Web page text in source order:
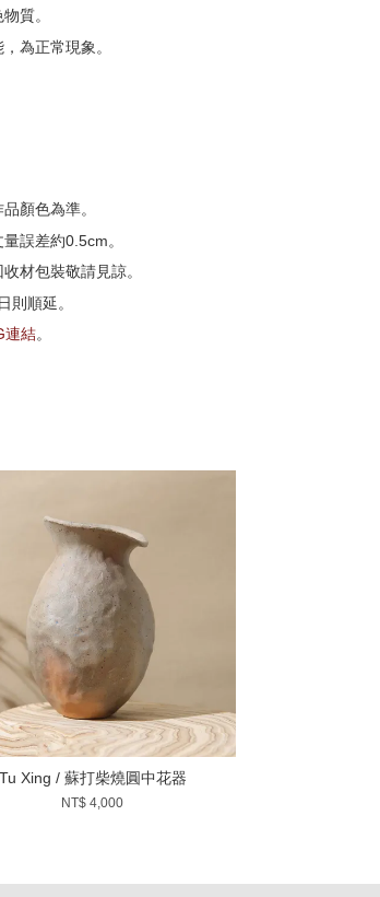
質。
為正常現象。
顏色為準。
誤差約0.5cm。
材包裝敬請見諒。
則順延。
連結。
Tu Xing / 蘇打柴燒圓中花器
NT$ 4,000